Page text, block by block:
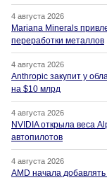
4 августа 2026
Mariana Minerals
переработки металлов
4 августа 2026
Anthropic закупит у
на $10 млрд
4 августа 2026
NVIDIA открыла веса
автопилотов
4 августа 2026
AMD начала